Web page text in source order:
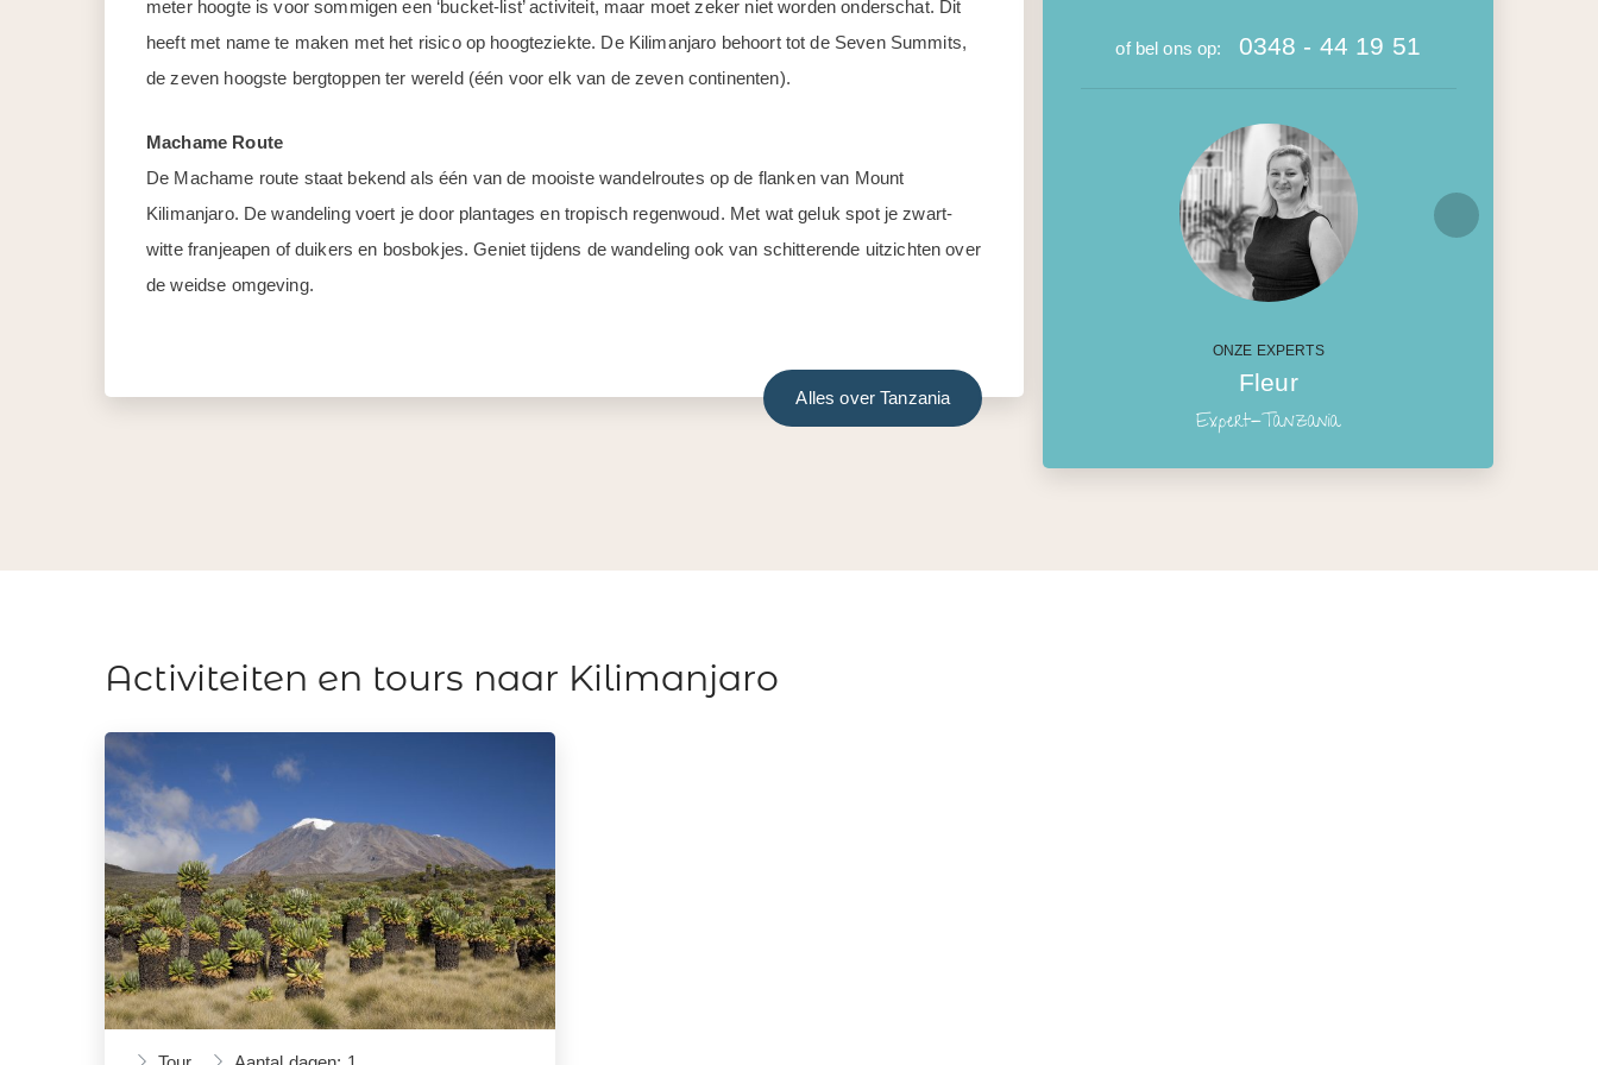
meter hoogte is voor sommigen een ‘bucket-list’ activiteit, maar moet zeker niet worden onderschat. Dit
heeft met name te maken met het risico op hoogteziekte. De Kilimanjaro behoort tot de Seven Summits,
de zeven hoogste bergtoppen ter wereld (één voor elk van de zeven continenten).
Machame Route
De Machame route staat bekend als één van de mooiste wandelroutes op de flanken van Mount
Kilimanjaro. De wandeling voert je door plantages en tropisch regenwoud. Met wat geluk spot je zwart-
witte franjeapen of duikers en bosbokjes. Geniet tijdens de wandeling ook van schitterende uitzichten over
de weidse omgeving.
Alles over Tanzania
of bel ons op: 0348 - 44 19 51
ONZE EXPERTS
Fleur
Expert-Tanzania
Activiteiten en tours naar Kilimanjaro